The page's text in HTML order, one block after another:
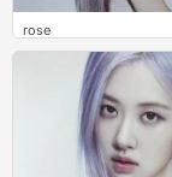
rose
0